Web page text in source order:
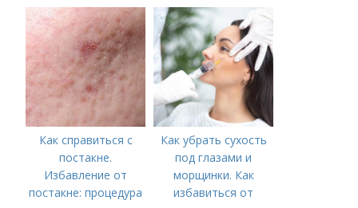
Как справиться с
постакне.
Избавление от
постакне: процедура
Как убрать сухость
под глазами и
морщинки. Как
избавиться от